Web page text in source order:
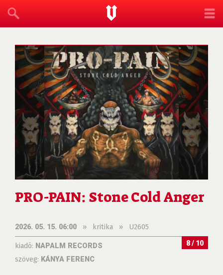
PRO-PAIN: Stone Cold Anger
2026. 05. 15. 06:00 » kritika » U2605
8 / 10
kiadó: NAPALM RECORDS
szöveg: KÁNYA FERENC